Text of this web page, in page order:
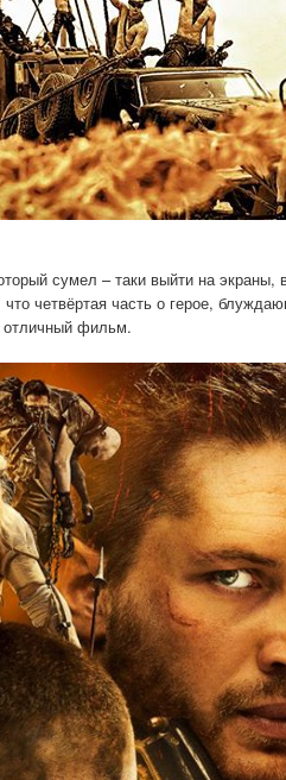
сумел – таки выйти на экраны,
что четвёртая часть о герое,
отличный фильм.